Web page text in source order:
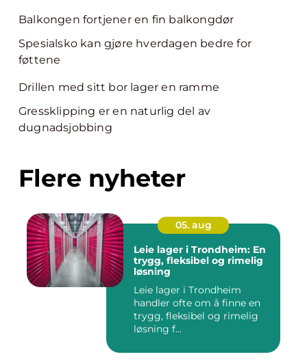
Balkongen fortjener en fin balkongdør
Spesialsko kan gjøre hverdagen bedre for
føttene
Drillen med sitt bor lager en ramme
Gressklipping er en naturlig del av
dugnadsjobbing
Flere nyheter
05. aug
Leie lager i Trondheim: En
trygg, fleksibel og rimelig
løsning
Leie lager i Trondheim
handler ofte om å finne en
trygg, fleksibel og rimelig
løsning f...